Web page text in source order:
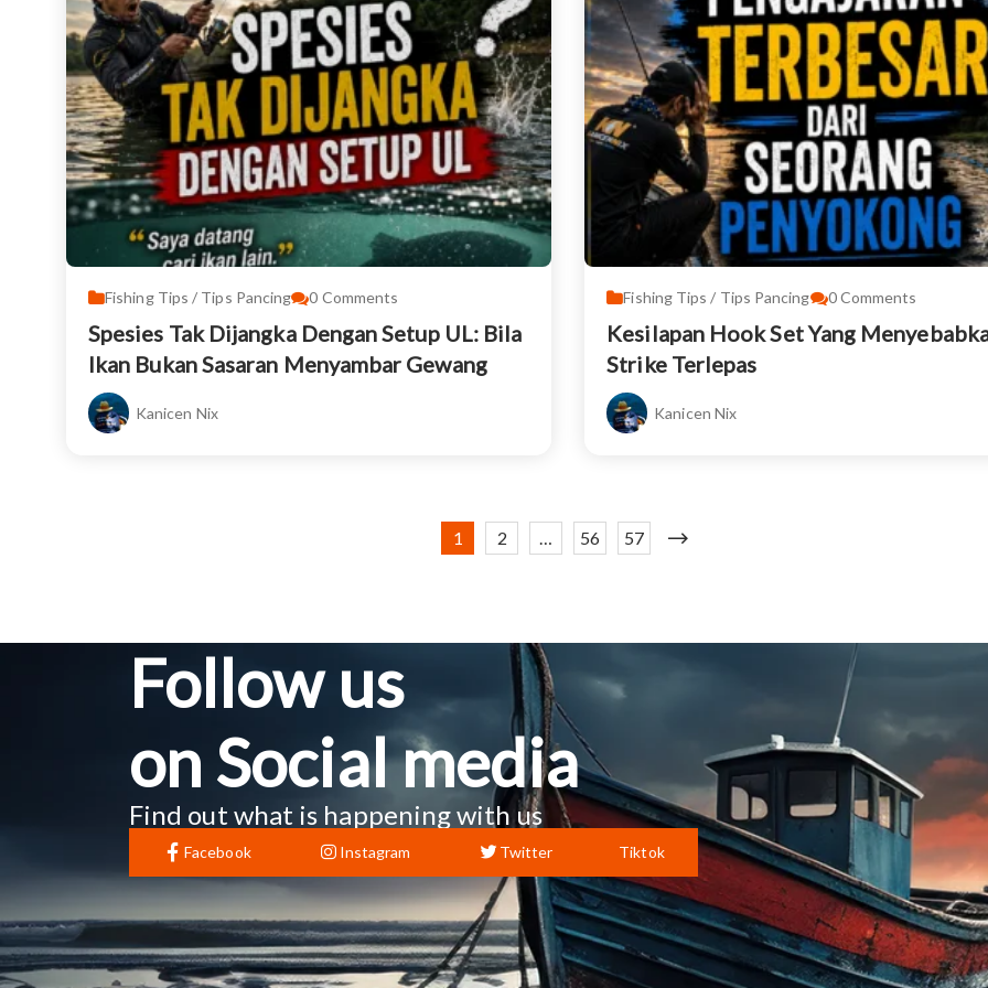
Fishing Tips / Tips Pancing 0 Comments
Spesies Tak Dijangka Dengan Setup UL: Bila
Ikan Bukan Sasaran Menyambar Gewang
Kanicen Nix
Fishing Tips / Tips Pancing 0Comments
Kesilapan Hook Set Yang
Strike Terlepas
Kanicen Nix
1 2 … 56 57
Follow us
on Social media
Find out what is happening with us
Facebook Instagram Twitter Tiktok